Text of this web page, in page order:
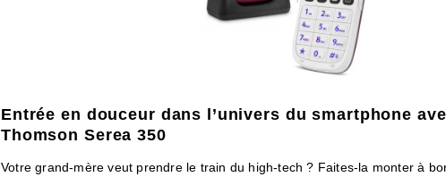
Entrée en douceur dans l’univers du smartphone
Thomson Serea 350
Votre grand-mère veut prendre le train du high-tech ? Faites-la monter à